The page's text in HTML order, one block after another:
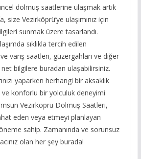
dolmuş saatlerine ulaşmak artık
size Vezirköprü’ye ulaşımınız için
sunmak üzere tasarlandı.
sıklıkla tercih edilen
varış saatleri, güzergahları ve diğer
net bilgilere buradan ulaşabilirsiniz.
yaparken herhangi bir aksaklık
konforlu bir yolculuk deneyimi
Vezirköprü Dolmuş Saatleri,
eden veya etmeyi planlayan
sahip. Zamanında ve sorunsuz
olan her şey burada!